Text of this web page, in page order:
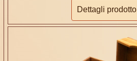
Dettagli prodotto